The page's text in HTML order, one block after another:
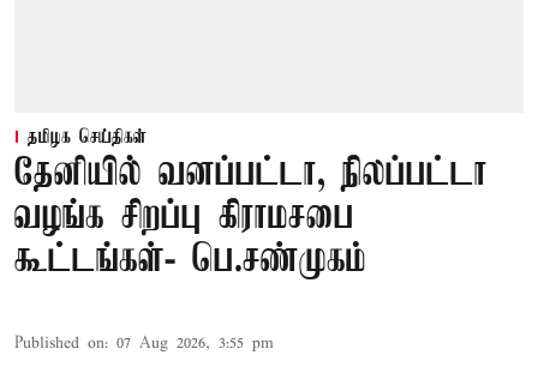
தமிழக செய்திகள்
தேனியில் வனப்பட்டா, நிலப்பட்டா
வழங்க சிறப்பு கிராமசபை
கூட்டங்கள்- பெ.சண்முகம்
Published on: 07 Aug 2026, 3:55 pm